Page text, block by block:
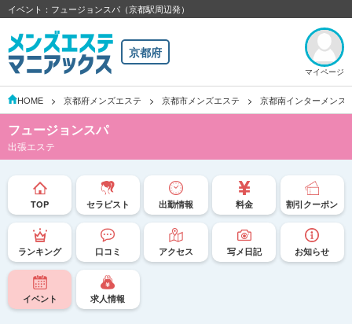
イベント：フュージョンスパ（京都駅周辺発）
京都府
マイページ
HOME 京都府メンズエステ 京都市メンズエステ 京都南インターメンズ
フュージョンスパ
出張エステ
TOP セラピスト 出勤情報 料金 割引クーポン
ランキング 口コミ アクセス 写メ日記 お知らせ
イベント 求人情報